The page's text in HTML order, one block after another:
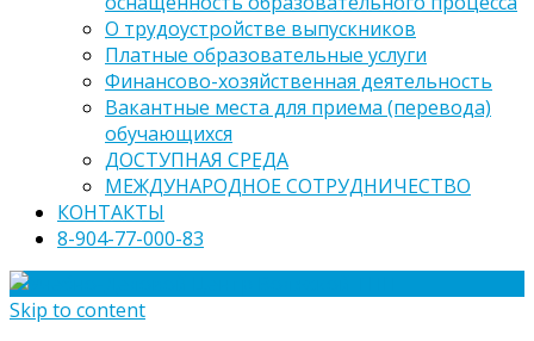
О трудоустройстве выпускников
Платные образовательные услуги
Финансово-хозяйственная деятельность
Вакантные места для приема (перевода)
обучающихся
ДОСТУПНАЯ СРЕДА
МЕЖДУНАРОДНОЕ СОТРУДНИЧЕСТВО
КОНТАКТЫ
8-904-77-000-83
Skip to content